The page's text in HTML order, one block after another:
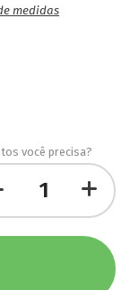
medidas
você precisa?